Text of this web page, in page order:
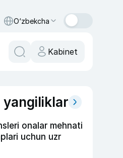
O‘zbekcha
Kabinet
yangiliklar
onalar mehnati
uchun uzr